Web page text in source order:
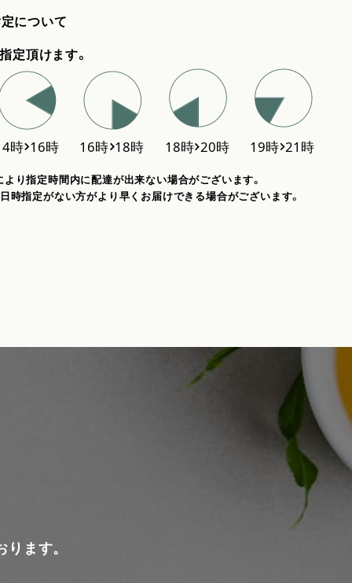
について
定頂けます。
り指定時間内に配達が出来ない場合がございます。
時指定がない方がより早くお届けできる場合がございます。
ます。